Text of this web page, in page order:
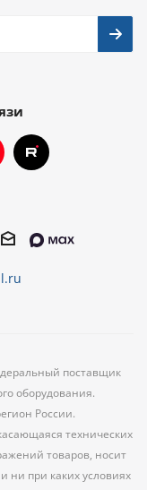
поставщик
оборудования.
России.
технических
товаров, носит
ни при каких условиях